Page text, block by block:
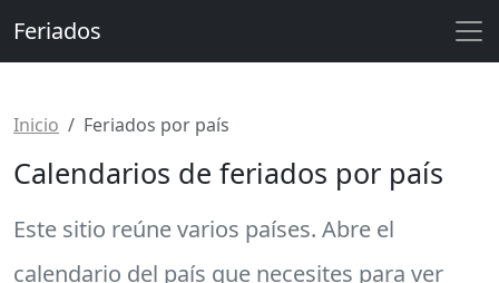
Feriados
Inicio Feriados por país
Calendarios de feriados por país
Este sitio reúne varios países. Abre el
calendario del país que necesites para ver